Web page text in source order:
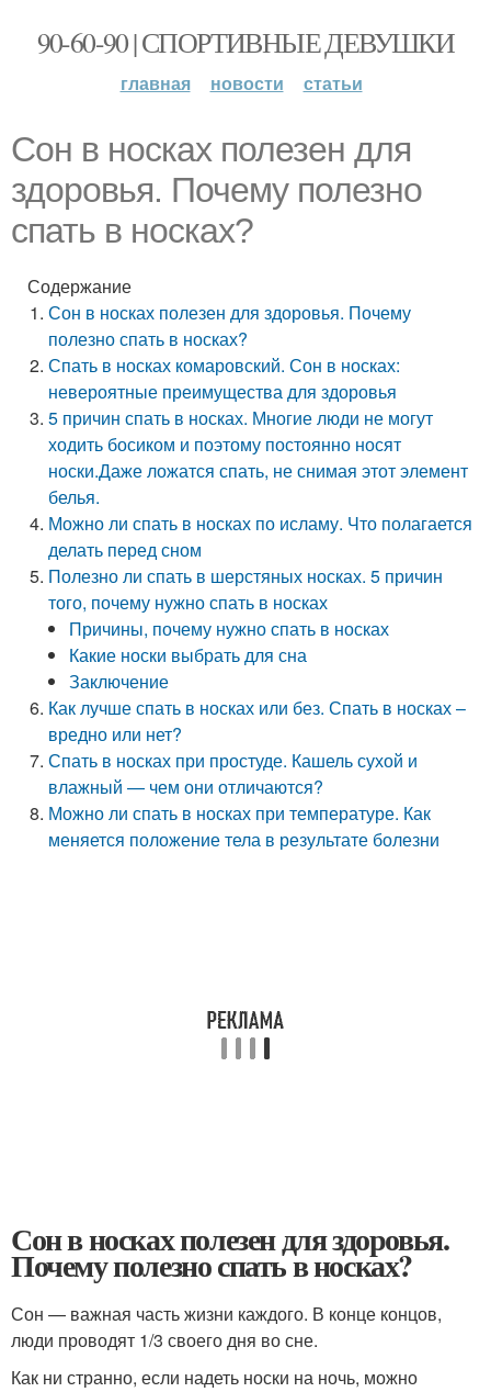
90-60-90 | СПОРТИВНЫЕ ДЕВУШКИ
главная новости статьи
Сон в носках полезен для
здоровья. Почему полезно
спать в носках?
Содержание
Сон в носках полезен для здоровья. Почему
полезно спать в носках?
Спать в носках комаровский. Сон в носках:
невероятные преимущества для здоровья
5 причин спать в носках. Многие люди не могут
ходить босиком и поэтому постоянно носят
носки.Даже ложатся спать, не снимая этот элемент
белья.
Можно ли спать в носках по исламу. Что полагается
делать перед сном
Полезно ли спать в шерстяных носках. 5 причин
того, почему нужно спать в носках
Причины, почему нужно спать в носках
Какие носки выбрать для сна
Заключение
Как лучше спать в носках или без. Спать в носках –
вредно или нет?
Спать в носках при простуде. Кашель сухой и
влажный — чем они отличаются?
Можно ли спать в носках при температуре. Как
меняется положение тела в результате болезни
Сон в носках полезен для здоровья.
Почему полезно спать в носках?
Сон — важная часть жизни каждого. В конце концов,
люди проводят 1/3 своего дня во сне.
Как ни странно, если надеть носки на ночь, можно